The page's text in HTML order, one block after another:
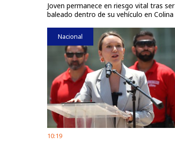
Joven permanece en riesgo vital tras ser
baleado dentro de su vehículo en Colina
Nacional
10:19